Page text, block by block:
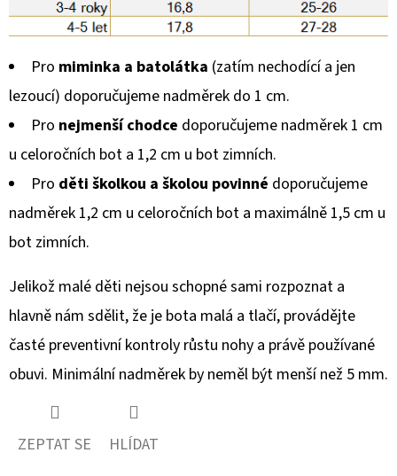
Pro miminka a batolátka (zatím nechodící a jen
lezoucí) doporučujeme nadměrek do 1 cm.
Pro nejmenší chodce doporučujeme nadměrek 1 cm
u celoročních bot a 1,2 cm u bot zimních.
Pro děti školkou a školou povinné doporučujeme
nadměrek 1,2 cm u celoročních bot a maximálně 1,5 cm u
bot zimních.
Jelikož malé děti nejsou schopné sami rozpoznat a
hlavně nám sdělit, že je bota malá a tlačí, provádějte
časté preventivní kontroly růstu nohy a právě používané
obuvi. Minimální nadměrek by neměl být menší než 5 mm.
ZEPTAT SE
HLÍDAT